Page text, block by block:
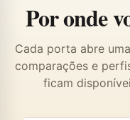
Por onde
Cada porta abre
comparações e
ficam